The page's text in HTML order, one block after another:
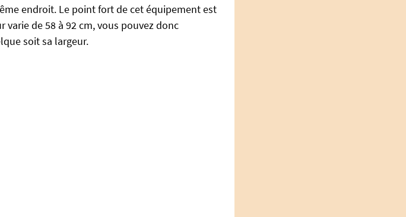
endroit. Le point fort de cet équipement est
de 58 à 92 cm, vous pouvez donc
soit sa largeur.